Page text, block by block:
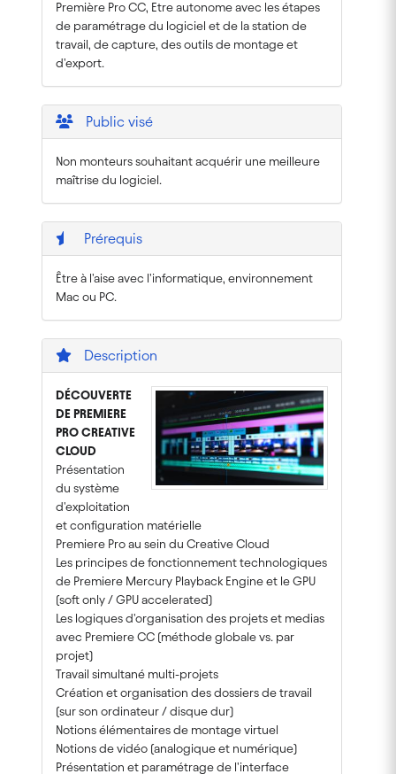
Première Pro CC, Etre autonome avec les étapes
de paramétrage du logiciel et de la station de
travail, de capture, des outils de montage et
d'export.
Public visé
Non monteurs souhaitant acquérir une meilleure
maîtrise du logiciel.
Prérequis
Être à l'aise avec l'informatique, environnement
Mac ou PC.
Description
DÉCOUVERTE
DE PREMIERE
PRO CREATIVE
CLOUD
Présentation
du système
d'exploitation
et configuration matérielle
Premiere Pro au sein du Creative Cloud
Les principes de fonctionnement technologiques
de Premiere Mercury Playback Engine et le GPU
(soft only / GPU accelerated)
Les logiques d'organisation des projets et medias
avec Premiere CC (méthode globale vs. par
projet)
Travail simultané multi-projets
Création et organisation des dossiers de travail
(sur son ordinateur / disque dur)
Notions élémentaires de montage virtuel
Notions de vidéo (analogique et numérique)
Présentation et paramétrage de l'interface